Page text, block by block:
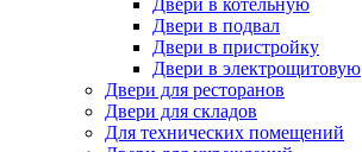
Двери в котельную
Двери в подвал
Двери в пристройку
Двери в электрощитовую
Двери для ресторанов
Двери для складов
Для технических помещений